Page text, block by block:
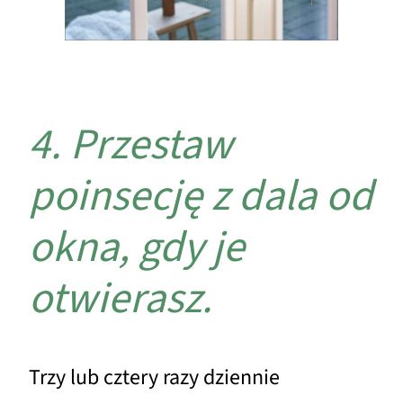
4. Przestaw
poinsecję z dala od
okna, gdy je
otwierasz.
Trzy lub cztery razy dziennie